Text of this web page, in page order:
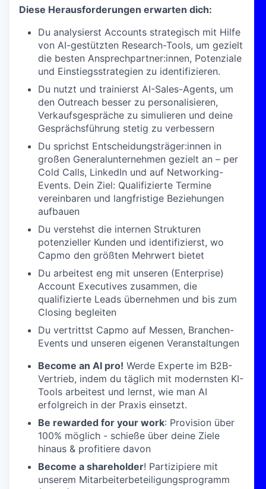
Diese Herausforderungen erwarten dich:
Du analysierst Accounts strategisch mit Hilfe
von AI-gestützten Research-Tools, um gezielt
die besten Ansprechpartner:innen, Potenziale
und Einstiegsstrategien zu identifizieren.
Du nutzt und trainierst AI-Sales-Agents, um
den Outreach besser zu personalisieren,
Verkaufsgespräche zu simulieren und deine
Gesprächsführung stetig zu verbessern
Du sprichst Entscheidungsträger:innen in
großen Generalunternehmen gezielt an – per
Cold Calls, LinkedIn und auf Networking-
Events. Dein Ziel: Qualifizierte Termine
vereinbaren und langfristige Beziehungen
aufbauen
Du verstehst die internen Strukturen
potenzieller Kunden und identifizierst, wo
Capmo den größten Mehrwert bietet
Du arbeitest eng mit unseren (Enterprise)
Account Executives zusammen, die
qualifizierte Leads übernehmen und bis zum
Closing begleiten
Du vertrittst Capmo auf Messen, Branchen-
Events und unseren eigenen Veranstaltungen
Become an AI pro! Werde Experte im B2B-
Vertrieb, indem du täglich mit modernsten KI-
Tools arbeitest und lernst, wie man AI
erfolgreich in der Praxis einsetzt.
Be rewarded for your work: Provision über
100% möglich - schieße über deine Ziele
hinaus & profitiere davon
Become a shareholder! Partizipiere mit
unserem Mitarbeiterbeteiligungsprogramm